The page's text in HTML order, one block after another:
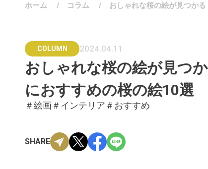
ホーム / コラム / おしゃれな桜の絵が見つか
COLUMN 2024.04.11
おしゃれな桜の絵が見つ
におすすめの桜の絵10選
＃絵画＃インテリア ＃おすすめ
SHARE